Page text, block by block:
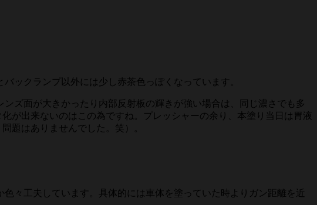
ックランプ以外には少し赤茶色っぽくなっています。
ズ面が大きかったり内部反射板の輝きが強い場合は、同じ濃さでも多
が出来ないのはこの為ですね。プレッシャーの余り、本塗り当日は胃液
題はありませんでした。笑）。
々工夫しています。具体的には車体を塗っていた時よりガン距離を近